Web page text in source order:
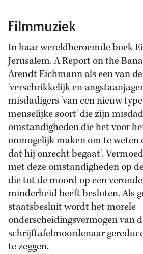
Filmmuziek
In haar wereldberoemde boek
Jerusalem. A Report on the
Arendt Eichmann als een van
'verschrikkelijk en
misdadigers 'van een nieuw
menselijke soort' die zijn
omstandigheden die het voor
onmogelijk maken om te weten
dat hij onrecht begaat'.
met deze omstandigheden op
die tot de moord op een
minderheid heeft besloten. Als
staatsbesluit wordt het morele
onderscheidingsvermogen van
schrijftafelmoordenaar
te zeggen.